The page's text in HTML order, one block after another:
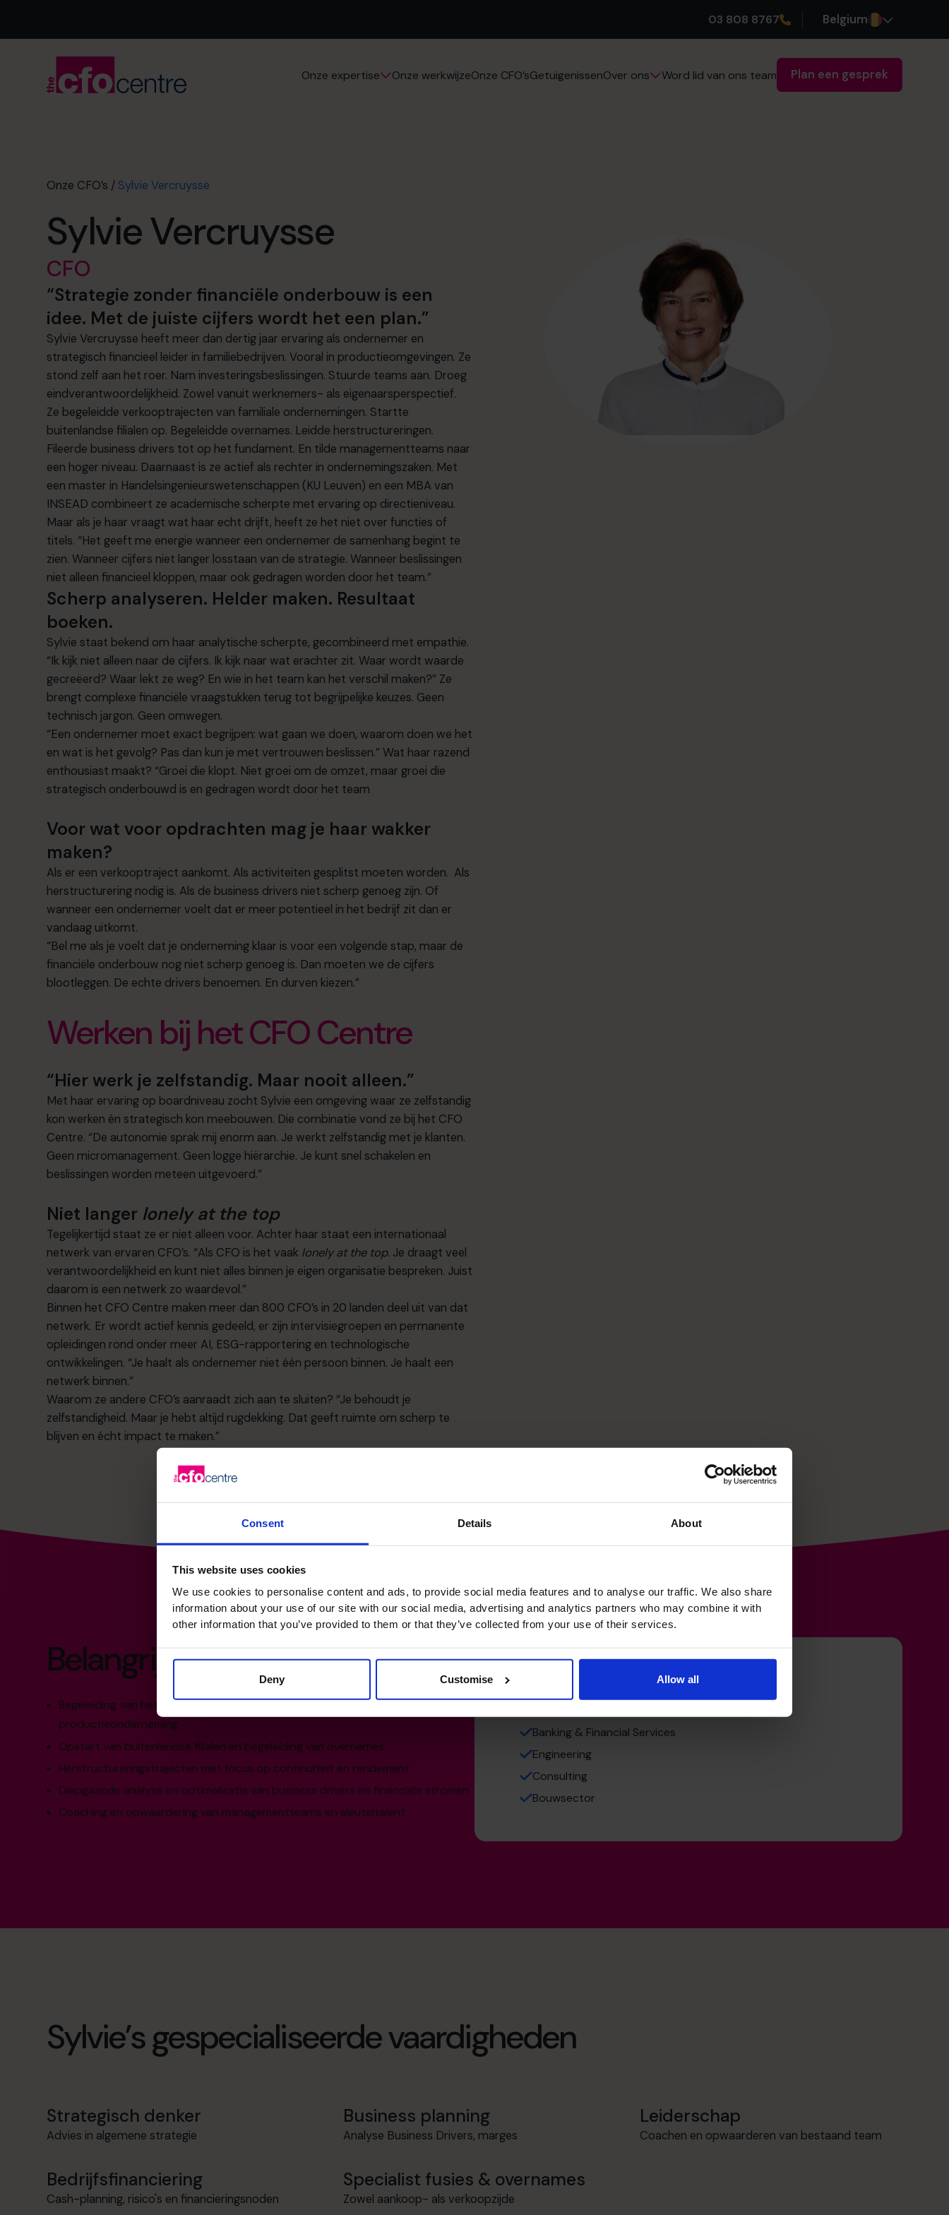
Consent Details About
This website uses cookies
We use cookies to personalise content and ads, to provide social media features and to analyse our traffic. We also share
information about your use of our site with our social media, advertising and analytics partners who may combine it with
other information that you’ve provided to them or that they’ve collected from your use of their services.
Deny Customise Allow all
03 808 8767 Belgium
Onze expertise Onze werkwijzeOnze CFO’sGetuigenissenOver ons Word lid van ons team Plan een gesprek
Onze CFO’s / Sylvie Vercruysse
Sylvie Vercruysse
CFO
“Strategie zonder financiële onderbouw is een
idee. Met de juiste cijfers wordt het een plan.”
Sylvie Vercruysse heeft meer dan dertig jaar ervaring als ondernemer en
strategisch financieel leider in familiebedrijven. Vooral in productieomgevingen. Ze
stond zelf aan het roer. Nam investeringsbeslissingen. Stuurde teams aan. Droeg
eindverantwoordelijkheid. Zowel vanuit werknemers- als eigenaarsperspectief.
Ze begeleidde verkooptrajecten van familiale ondernemingen. Startte
buitenlandse filialen op. Begeleidde overnames. Leidde herstructureringen.
Fileerde business drivers tot op het fundament. En tilde managementteams naar
een hoger niveau. Daarnaast is ze actief als rechter in ondernemingszaken. Met
een master in Handelsingenieurswetenschappen (KU Leuven) en een MBA van
INSEAD combineert ze academische scherpte met ervaring op directieniveau.
Maar als je haar vraagt wat haar echt drijft, heeft ze het niet over functies of
titels. “Het geeft me energie wanneer een ondernemer de samenhang begint te
zien. Wanneer cijfers niet langer losstaan van de strategie. Wanneer beslissingen
niet alleen financieel kloppen, maar ook gedragen worden door het team.”
Scherp analyseren. Helder maken. Resultaat
boeken.
Sylvie staat bekend om haar analytische scherpte, gecombineerd met empathie.
“Ik kijk niet alleen naar de cijfers. Ik kijk naar wat erachter zit. Waar wordt waarde
gecreëerd? Waar lekt ze weg? En wie in het team kan het verschil maken?” Ze
brengt complexe financiële vraagstukken terug tot begrijpelijke keuzes. Geen
technisch jargon. Geen omwegen.
“Een ondernemer moet exact begrijpen: wat gaan we doen, waarom doen we het
en wat is het gevolg? Pas dan kun je met vertrouwen beslissen.” Wat haar razend
enthousiast maakt? “Groei die klopt. Niet groei om de omzet, maar groei die
strategisch onderbouwd is en gedragen wordt door het team
Voor wat voor opdrachten mag je haar wakker
maken?
Als er een verkooptraject aankomt. Als activiteiten gesplitst moeten worden. Als
herstructurering nodig is. Als de business drivers niet scherp genoeg zijn. Of
wanneer een ondernemer voelt dat er meer potentieel in het bedrijf zit dan er
vandaag uitkomt.
“Bel me als je voelt dat je onderneming klaar is voor een volgende stap, maar de
financiële onderbouw nog niet scherp genoeg is. Dan moeten we de cijfers
blootleggen. De echte drivers benoemen. En durven kiezen.”
Werken bij het CFO Centre
“Hier werk je zelfstandig. Maar nooit alleen.”
Met haar ervaring op boardniveau zocht Sylvie een omgeving waar ze zelfstandig
kon werken én strategisch kon meebouwen. Die combinatie vond ze bij het CFO
Centre. “De autonomie sprak mij enorm aan. Je werkt zelfstandig met je klanten.
Geen micromanagement. Geen logge hiërarchie. Je kunt snel schakelen en
beslissingen worden meteen uitgevoerd.”
Niet langer lonely at the top
Tegelijkertijd staat ze er niet alleen voor. Achter haar staat een internationaal
netwerk van ervaren CFO’s. “Als CFO is het vaak lonely at the top. Je draagt veel
verantwoordelijkheid en kunt niet alles binnen je eigen organisatie bespreken. Juist
daarom is een netwerk zo waardevol.”
Binnen het CFO Centre maken meer dan 800 CFO’s in 20 landen deel uit van dat
netwerk. Er wordt actief kennis gedeeld, er zijn intervisiegroepen en permanente
opleidingen rond onder meer AI, ESG-rapportering en technologische
ontwikkelingen. “Je haalt als ondernemer niet één persoon binnen. Je haalt een
netwerk binnen.”
Waarom ze andere CFO’s aanraadt zich aan te sluiten? “Je behoudt je
zelfstandigheid. Maar je hebt altijd rugdekking. Dat geeft ruimte om scherp te
blijven en écht impact te maken.”
Belangrijkste resultaten
Begeleiding van het volledige verkoopproces van een familiale
productieonderneming
Opstart van buitenlandse filialen en begeleiding van overnames
Herstructureringstrajecten met focus op continuïteit en rendement
Diepgaande analyse en optimalisatie van business drivers en financiële stromen
Coaching en opwaardering van managementteams en sleuteltalent
Sector Ervaring
Banking & Financial Services
Engineering
Consulting
Bouwsector
Sylvie’s gespecialiseerde vaardigheden
Strategisch denker
Advies in algemene strategie
Business planning
Analyse Business Drivers, marges
Leiderschap
Coachen en opwaarderen van bestaand team
Bedrijfsfinanciering
Cash-planning, risico's en financieringsnoden
Specialist fusies & overnames
Zowel aankoop- als verkoopzijde